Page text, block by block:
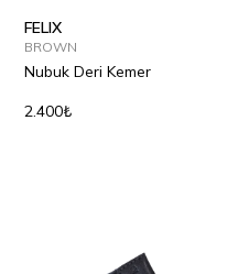
FELIX
BROWN
Nubuk Deri Kemer
2.400₺